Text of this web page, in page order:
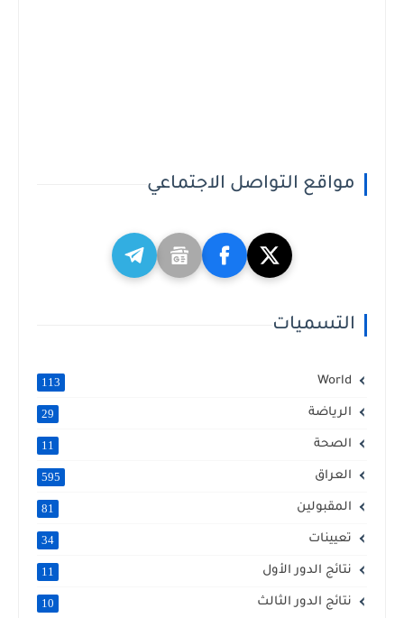
مواقع التواصل الاجتماعي
التسميات
World
113
الرياضة 29
الصحة 11
العراق 595
المقبولين 81
تعيينات 34
نتائج الدور الأول 11
نتائج الدور الثالث 10